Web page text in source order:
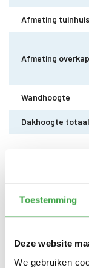
Toestemming
Deze website
We gebruiken
Afmeting tuinhuis
Afmeting
Wandhoogte
Dakhoogte totaal
Staander
Dakbedekking